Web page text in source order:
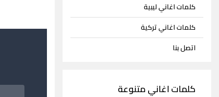
كلمات اغاني ليبية
كلمات اغاني تركية
اتصل بنا
كلمات اغاني متنوعة